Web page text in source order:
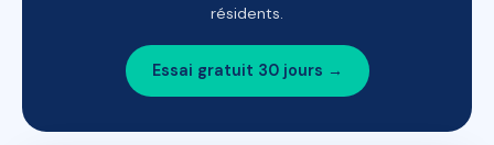
résidents.
Essai gratuit 30 jours →